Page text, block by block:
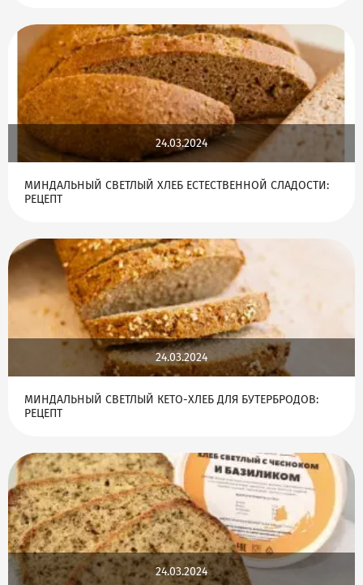
24.03.2024
МИНДАЛЬНЫЙ СВЕТЛЫЙ ХЛЕБ ЕСТЕСТВЕННОЙ СЛАДОСТИ:
РЕЦЕПТ
24.03.2024
МИНДАЛЬНЫЙ СВЕТЛЫЙ КЕТО-ХЛЕБ ДЛЯ БУТЕРБРОДОВ:
РЕЦЕПТ
24.03.2024